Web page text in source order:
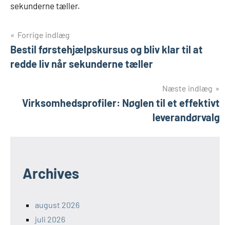
sekunderne tæller.
Indlægsnavigation
Forrige indlæg
Bestil førstehjælpskursus og bliv klar til at
redde liv når sekunderne tæller
Næste indlæg
Virksomhedsprofiler: Nøglen til et effektivt
leverandørvalg
Archives
august 2026
juli 2026